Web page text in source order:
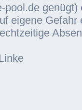
genügt)
eigene Gefahr